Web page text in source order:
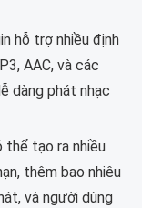
hỗ trợ nhiều định
AAC, và các
dàng phát nhạc
thể tạo ra nhiều
thêm bao nhiêu
và người dùng